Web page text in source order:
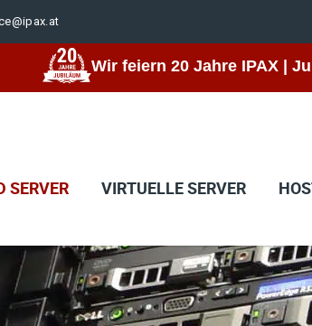
Wir feiern 20 Jahre IPAX |
SERVER VIRTUELLE SERVER